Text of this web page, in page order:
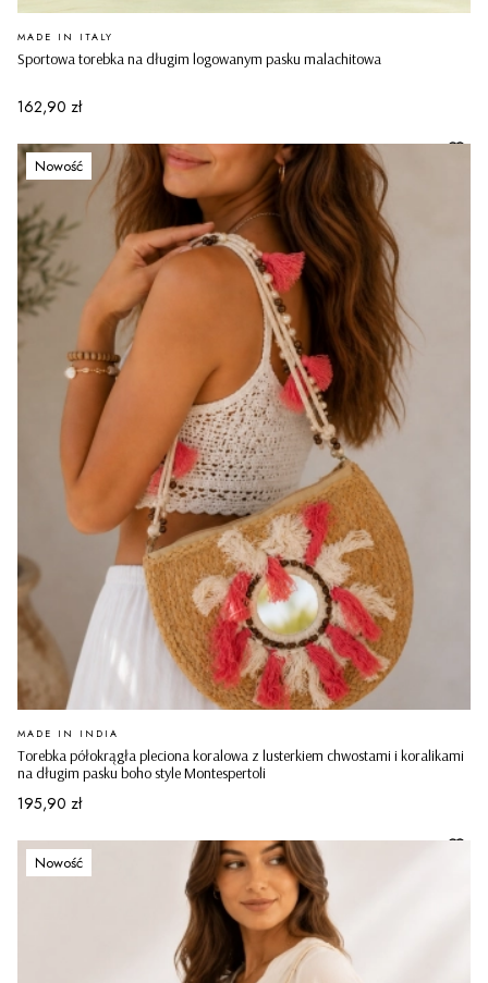
Sportowa torebka na długim logowanym pasku malachitowa
PRODUCENT
MADE IN ITALY
Cena
162,90 zł
Nowość
Torebka półokrągła pleciona koralowa z lusterkiem chwostami i koralikami
na długim pasku boho style Montespertoli
PRODUCENT
MADE IN INDIA
Cena
195,90 zł
Nowość